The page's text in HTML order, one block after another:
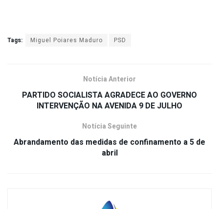
Tags: Miguel Poiares Maduro PSD
Notícia Anterior
PARTIDO SOCIALISTA AGRADECE AO GOVERNO
INTERVENÇÃO NA AVENIDA 9 DE JULHO
Notícia Seguinte
Abrandamento das medidas de confinamento a 5 de
abril